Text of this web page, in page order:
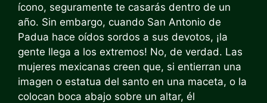
ícono, seguramente te casarás dentro de un
año. Sin embargo, cuando San Antonio de
Padua hace oídos sordos a sus devotos, ¡la
gente llega a los extremos! No, de verdad. Las
mujeres mexicanas creen que, si entierran una
imagen o estatua del santo en una maceta, o la
colocan boca abajo sobre un altar, él